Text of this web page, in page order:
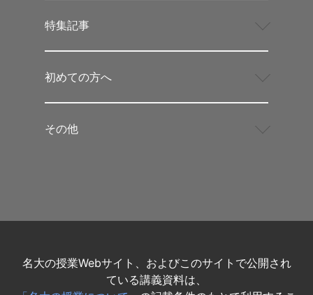
特集記事
初めての方へ
その他
名大の授業Webサイト、およびこのサイトで公開され
ている講義資料は、